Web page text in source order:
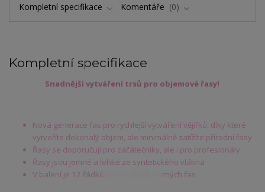
Kompletní specifikace Komentáře 0
Kompletní specifikace
Snadnější vytváření trsů pro objemové řasy!
Nová generace řas pro rychlejší vytváření vějířků, díky které
vytvoříte dokonalý objem, ale minimálně zatížíte přírodní řasy
Řasy se doporučují pro začátečníky, ale i pro profesionály
Řasy jsou jemné a lehké ze syntetického vlákna
V balení je 12 řádků syntetických, černých řas